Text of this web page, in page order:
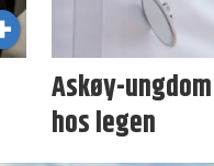
Askøy-
hos legen